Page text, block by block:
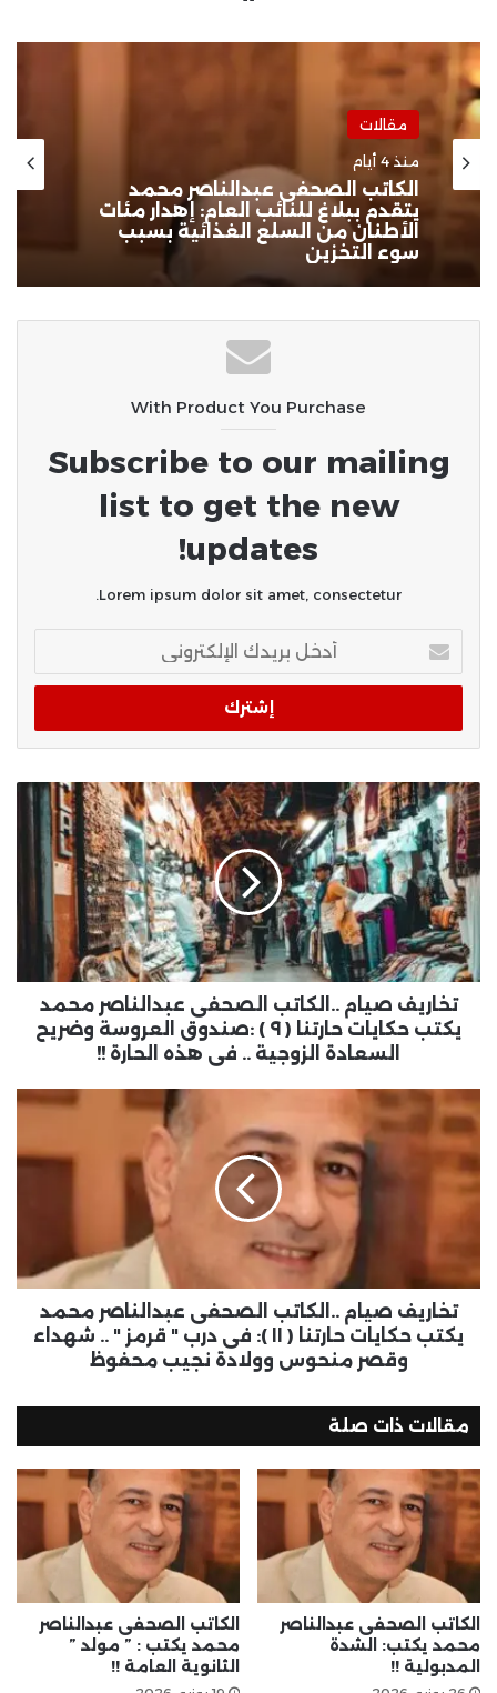
منذ 3 أسابيع
حل الكنسيت.. صراع نتنياهو الوجودي
ومعركته الأخيرة !!
With Product You Purchase
Subscribe to our mailing
list to get the new
updates!
Lorem ipsum dolor sit amet, consectetur.
بريدك
الإلكتروني
تخاريف صيام ..الكاتب الصحفى عبدالناصر محمد
يكتب حكايات حارتنا ( ٩ ) :صندوق العروسة وضريح
السعادة الزوجية .. فى هذه الحارة !!
تخاريف صيام ..الكاتب الصحفى عبدالناصر محمد
يكتب حكايات حارتنا ( ١١ ): فى درب " قرمز " .. شهداء
وقصر منحوس وولادة نجيب محفوظ
مقالات ذات صلة
الكاتب الصحفى عبدالناصر
محمد يكتب: الشدة
المدبولية !!
الكاتب الصحفى عبدالناصر
محمد يكتب : ” مولد ”
الثانوية العامة !!